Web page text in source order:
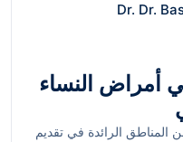
Dr. Dr.
أمراض النساء
الرائدة في تقديم